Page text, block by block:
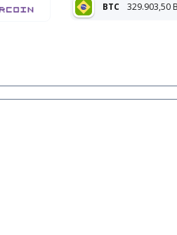
BTC 329.903,50 BRL 0,04% ETH